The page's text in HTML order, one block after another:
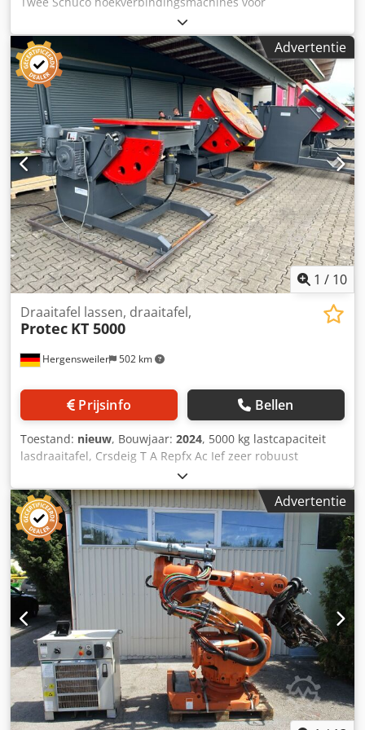
mogelijkheid om een rek/dak te verwijderen en te
installeren (dak is optioneel). ✅ Elektrische hoogteregeling
van de oprijplaat: De soepele elektrohydraulische
aandrijving maakt gebruik van een krachtige pomp. De
pomp werkt op 230V en kan daarom via een conventioneel
stopcontact worden bediend. ✅ Tweezijdige handpomp:
Hydraulische pomp voor hoogteverstelling bij gebrek aan
toegang tot de elektrohydraulische voeding - dubbel
heffen. Dit is een uitstekende oplossing voor werken in alle
omstandigheden. ⭐️ We bieden de volgende varianten:⭐️ -
Laadbrugbreedtes in 1900 - 2000 cm, 2150 cm en 2500 cm
PREMIUM. - Mobiele oprijplaten in de tonnages 10 ton, 15
ton en 20 ton en 25 ton PREMIUM. - Dikte van de
oprijplaten 3 - 5 cm. - Kleuren: rood, blauw en zwart. -
Mobiele oprijplaat met zeil.
raamproductie zijn beschikbaar. 1) Schüco CC 120 A,
bouwjaar: 2008, max. profielhoogte: 120mm, max.
ponshoogte: 105mm, min. interne frameafmetingen X/Y:
400mm/400mm, machinedimensies X/Y/Z: ca.
1450mm/1500mm/1000mm, gewicht: ca. 700kg. 2)
Hoekverbindingsmachine Schüco, bouwjaar: 1997,
nominale druk: 0,7MPa, luchtverbruik: 100l/hoek, gewicht:
ca. 650kg. Een bezichtiging ter plaatse is mogelijk. Credpfx
Aowwlk Asc Isf
Advertentie
1 / 10
Hergensweiler 502 km
Draaitafel lassen, draaitafel,
Protec KT 5000
Prijsinfo Bellen
Toestand: nieuw, Bouwjaar: 2024, 5000 kg lastcapaciteit
lasdraaitafel, Crsdeig T A Repfx Ac Ief zeer robuust
Toerental traploos regelbaar van 0,05 tot 0,7 rpm Diameter
draaitafel 1500mm Helling tot 135° Hoogte horizontaal
1660 mm, gekanteld naar het midden 1440 mm Lengte 2,4
m x breedte 1,48 m met afstandsbediening
Advertentie